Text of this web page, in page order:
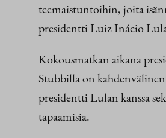
teemaistuntoihin, joita
presidentti Luiz Inácio
Kokousmatkan aikana
Stubbilla on
presidentti Lulan kanssa
tapaamisia.